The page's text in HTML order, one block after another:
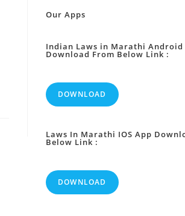
Our Apps
Indian Laws in Marathi Android
Download From Below Link :
DOWNLOAD
Laws In Marathi IOS App
Below Link :
DOWNLOAD